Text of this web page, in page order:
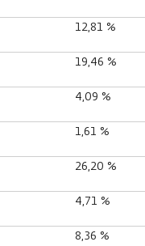
12,81 %
19,46 %
4,09 %
1,61 %
26,20 %
4,71 %
8,36 %